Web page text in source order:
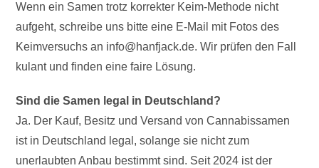
Wenn ein Samen trotz korrekter Keim-Methode nicht
aufgeht, schreibe uns bitte eine E-Mail mit Fotos des
Keimversuchs an info@hanfjack.de. Wir prüfen den Fall
kulant und finden eine faire Lösung.
Sind die Samen legal in Deutschland?
Ja. Der Kauf, Besitz und Versand von Cannabissamen
ist in Deutschland legal, solange sie nicht zum
unerlaubten Anbau bestimmt sind. Seit 2024 ist der